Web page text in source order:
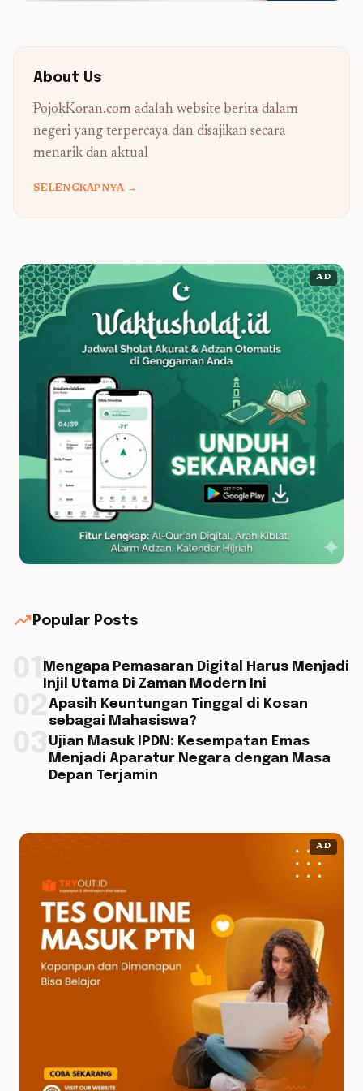
About Us
PojokKoran.com adalah website berita dalam
negeri yang terpercaya dan disajikan secara
menarik dan aktual
SELENGKAPNYA →
AD
trending_up Popular Posts
Mengapa Pemasaran Digital Harus Menjadi
Injil Utama Di Zaman Modern Ini
Apasih Keuntungan Tinggal di Kosan
sebagai Mahasiswa?
Ujian Masuk IPDN: Kesempatan Emas
Menjadi Aparatur Negara dengan Masa
Depan Terjamin
AD